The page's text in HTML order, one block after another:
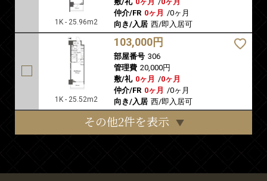
1K - 25.96m2
仲介/FR 0ヶ月 /0ヶ月
向き/入居 西/即入居可
1K - 25.52m2
103,000円
部屋番号 306
管理費 20,000円
敷/礼 0ヶ月 /0ヶ月
仲介/FR 0ヶ月 /0ヶ月
向き/入居 西/即入居可
その他2件を表示